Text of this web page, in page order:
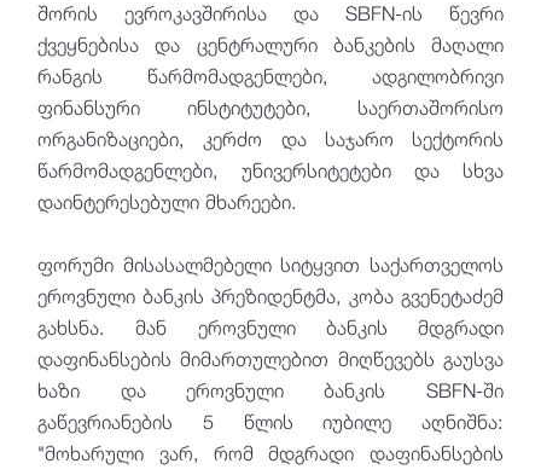
შორის ევროკავშირისა და SBFN-ის წევრი
ქვეყნებისა და ცენტრალური ბანკების მაღალი
რანგის წარმომადგენლები, ადგილობრივი
ფინანსური ინსტიტუტები, საერთაშორისო
ორგანიზაციები, კერძო და საჯარო სექტორის
წარმომადგენლები, უნივერსიტეტები და სხვა
დაინტერესებული მხარეები.
ფორუმი მისასალმებელი სიტყვით საქართველოს
ეროვნული ბანკის პრეზიდენტმა, კობა გვენეტაძემ
გახსნა. მან ეროვნული ბანკის მდგრადი
დაფინანსების მიმართულებით მიღწევებს გაუსვა
ხაზი და ეროვნული ბანკის SBFN-ში
გაწევრიანების 5 წლის იუბილე აღნიშნა:
"მოხარული ვარ, რომ მდგრადი დაფინანსების